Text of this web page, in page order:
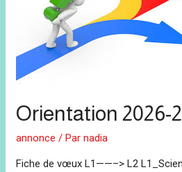
Orientation 2026-
annonce / Parnadia
Fiche de vœux L1——–> L2